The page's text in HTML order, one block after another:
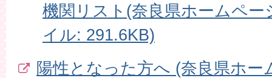
機関リスト(奈良県ホームペ
イル: 291.6KB)
陽性となった方へ (奈良県ホー